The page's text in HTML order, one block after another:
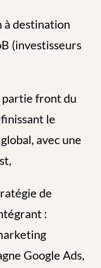
à destination
(investisseurs
partie front du
le
avec une
de
:
Google Ads,